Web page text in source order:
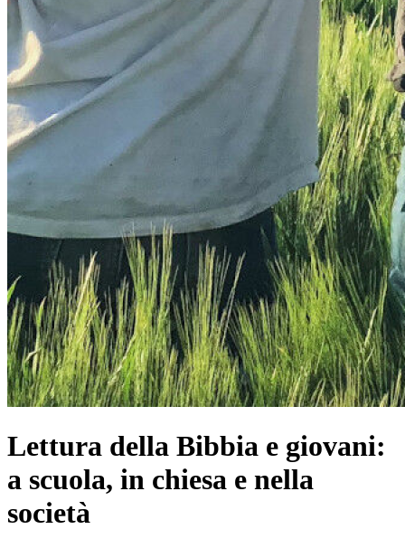
Lettura della Bibbia e giovani:
a scuola, in chiesa e nella
società